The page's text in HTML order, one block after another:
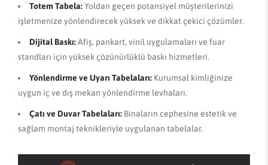
Totem Tabela:Yoldan geçen potansiyel müşterilerinizi
işletmenize yönlendirecek yüksek ve dikkat çekici çözümler.
Dijital Baskı:Afiş, pankart, vinil uygulamaları ve fuar
standları için yüksek çözünürlüklü baskı hizmetleri.
Yönlendirme ve Uyarı Tabelaları: Kurumsal kimliğinize
uygun iç ve dış mekan yönlendirme levhaları.
Çatı ve Duvar Tabelaları: Binaların cephesine estetik ve
sağlam montaj teknikleriyle uygulanan tabelalar.